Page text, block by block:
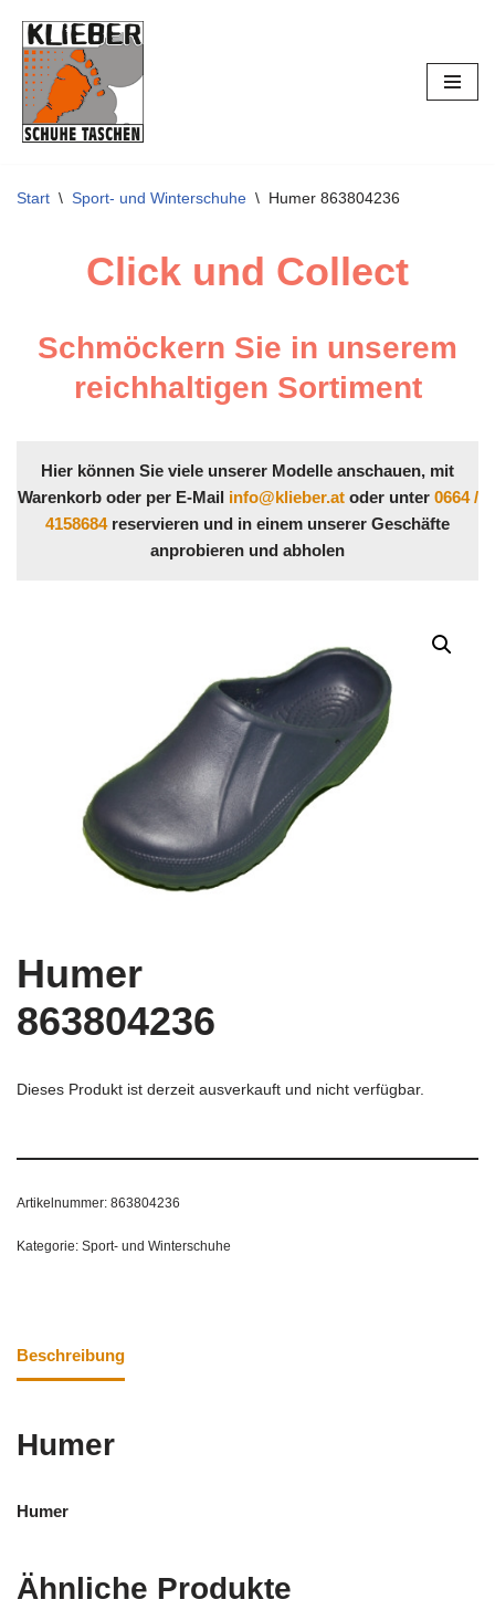
Zum
Inhalt
springen
Start \ Sport- und Winterschuhe \ Humer 863804236
Click und Collect
Schmöckern Sie in unserem
reichhaltigen Sortiment
Hier können Sie viele unserer Modelle anschauen, mit
Warenkorb oder per E-Mail info@klieber.atoder unter 0664 /
4158684reservieren und in einem unserer Geschäfte
anprobieren und abholen
Humer
863804236
Dieses Produkt ist derzeit ausverkauft und nicht verfügbar.
Artikelnummer: 863804236
Kategorie: Sport- und Winterschuhe
Beschreibung
Humer
Humer
Ähnliche Produkte